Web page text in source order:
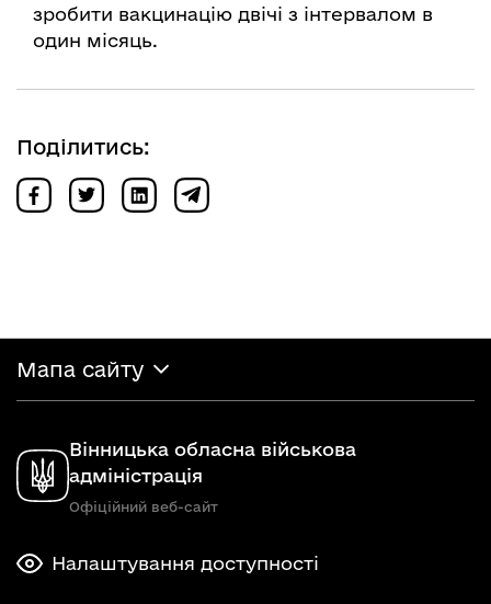
зробити вакцинацію двічі з інтервалом в
один місяць.
Поділитись:
Мапа сайту
Вінницька обласна військова
адміністрація
Офіційний веб-сайт
Налаштування доступності